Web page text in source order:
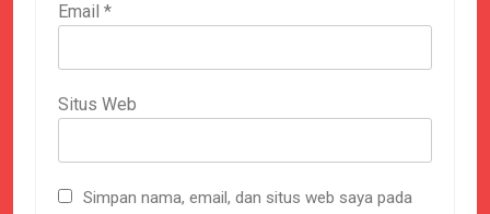
Email *
Situs Web
Simpan nama, email, dan situs web saya pada